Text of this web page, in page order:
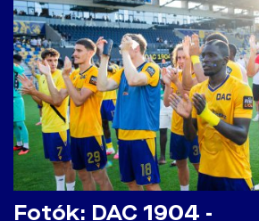
Fotók: DAC 1904 -